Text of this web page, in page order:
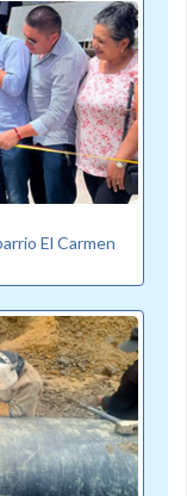
El Carmen